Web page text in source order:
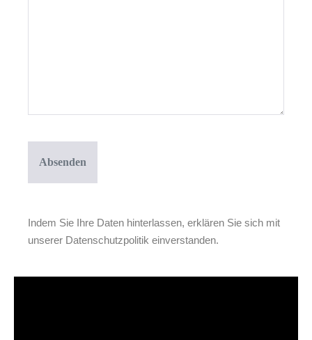
Indem Sie Ihre Daten hinterlassen, erklären Sie sich mit
unserer Datenschutzpolitik einverstanden.